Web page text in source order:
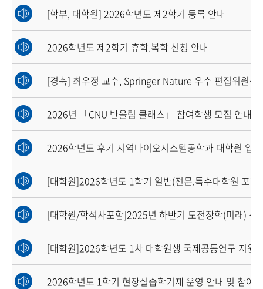
[학부, 대학원] 2026학년도 제2학기 등록 안내
2026학년도 제2학기 휴학.복학 신청 안내
[경축] 최우정 교수, Springer Nature 우수 편집위원상
2026년 「CNU 반올림 클래스」 참여학생 모집 안내
2026학년도 후기 지역바이오시스템공학과 대학원 입
[대학원]2026학년도 1학기 일반(전문.특수대학원 포
[대학원/학석사포함]2025년 하반기 도전장학(미래) 선
[대학원]2026학년도 1차 대학원생 국제공동연구 지원
2026학년도 1학기 현장실습학기제 운영 안내 및 참여